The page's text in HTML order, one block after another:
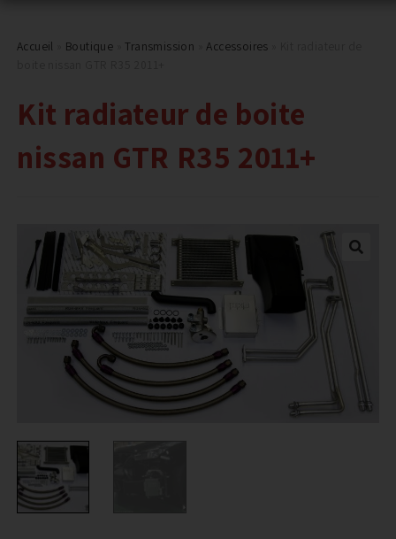
Accueil Boutique »Transmission »Accessoires
Kit radiateur de boite
nissan GTR R35 2011+